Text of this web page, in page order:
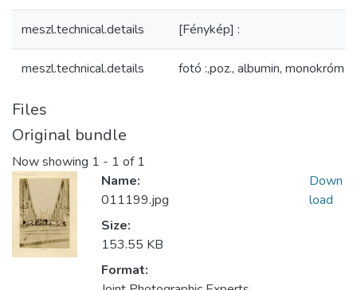
meszl.technical.details [Fénykép] :
meszl.technical.details fotó :,poz., albumin, monokróm ;
Files
Original bundle
Now showing 1 - 1 of 1
Name:
011199.jpg
Size:
153.55 KB
Format:
Down
load